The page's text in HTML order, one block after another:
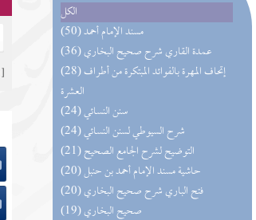
الكل
(50) مسند الإمام أحمد
(36) عمدة القاري شرح صحيح البخاري
(28) إتحاف المهرة بالفوائد المبتكرة من أطراف
العشرة
(24) سنن النسائي
(24) شرح السيوطي لسنن النسائي
(21) التوضيح لشرح الجامع الصحيح
(20) حاشية مسند الإمام أحمد بن حنبل
(20) فتح الباري شرح صحيح البخاري
(19) صحيح البخاري